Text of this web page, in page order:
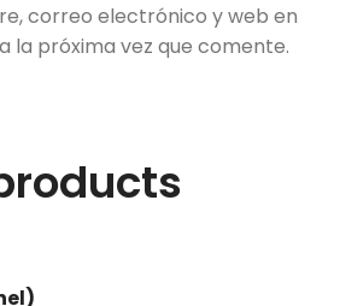
correo electrónico y web en
la próxima vez que comente.